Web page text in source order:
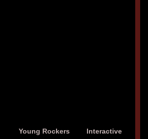
Young Rockers Interactive